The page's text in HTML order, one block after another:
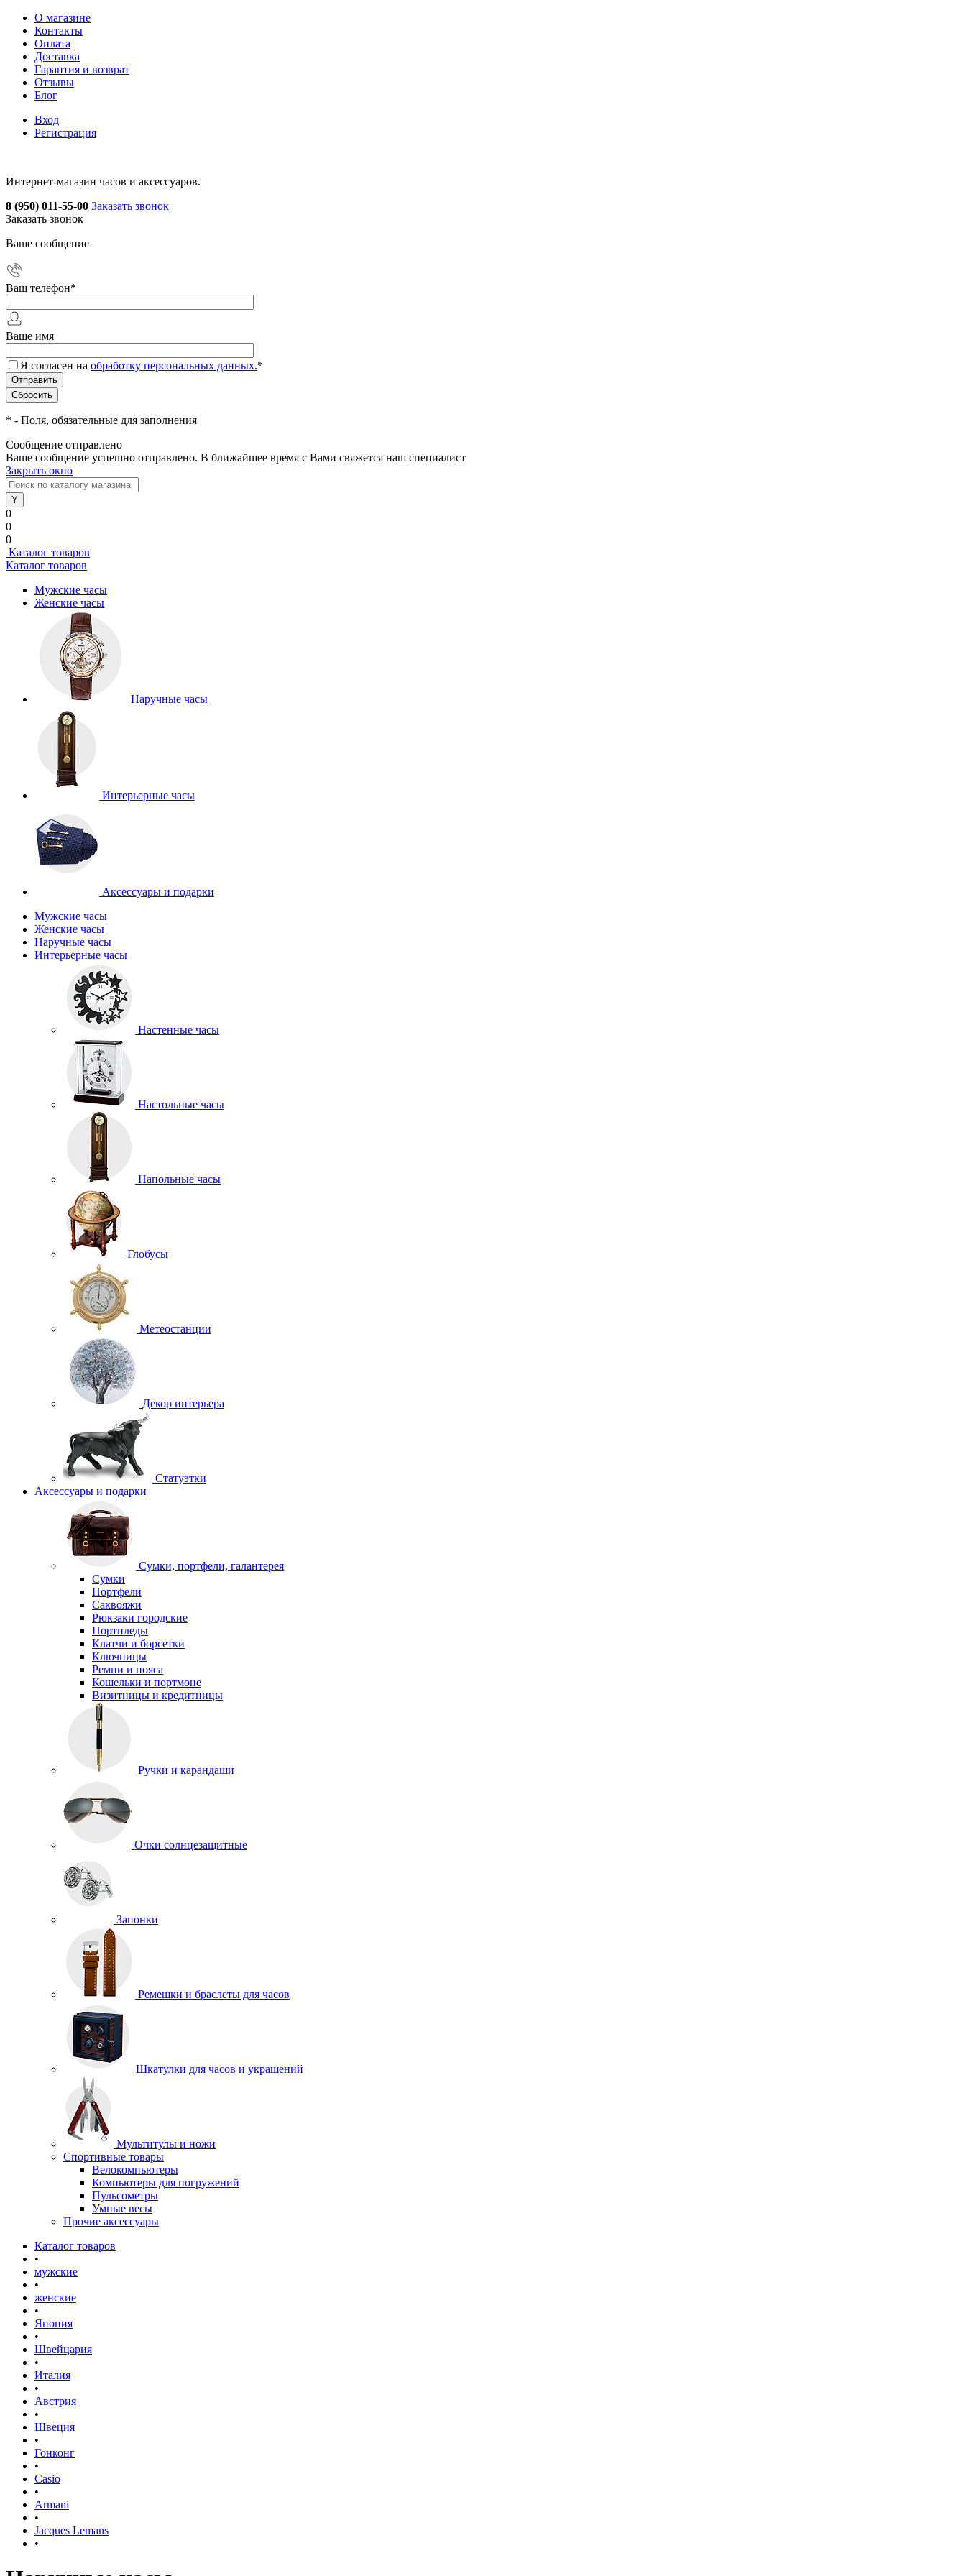
О магазине
Контакты
Оплата
Доставка
Гарантия и возврат
Отзывы
Блог
Вход
Регистрация
Интернет-магазин часов и аксессуаров.
8 (950) 011-55-00 Заказать звонок
Заказать звонок
Ваше сообщение
Ваш телефон*
Ваше имя
Я согласен на обработку персональных данных.*
* - Поля, обязательные для заполнения
Сообщение отправлено
Ваше сообщение успешно отправлено. В ближайшее время с Вами свяжется наш специалист
Закрыть окно
0
0
0
Каталог товаров
Каталог товаров
Мужские часы
Женские часы
Наручные часы
Интерьерные часы
Аксессуары и подарки
Мужские часы
Женские часы
Наручные часы
Интерьерные часы
Настенные часы
Настольные часы
Напольные часы
Глобусы
Метеостанции
Декор интерьера
Статуэтки
Аксессуары и подарки
Сумки, портфели, галантерея
Сумки
Портфели
Саквояжи
Рюкзаки городские
Портпледы
Клатчи и борсетки
Ключницы
Ремни и пояса
Кошельки и портмоне
Визитницы и кредитницы
Ручки и карандаши
Очки солнцезащитные
Запонки
Ремешки и браслеты для часов
Шкатулки для часов и украшений
Мультитулы и ножи
Спортивные товары
Велокомпьютеры
Компьютеры для погружений
Пульсометры
Умные весы
Прочие аксессуары
Каталог товаров
•
мужские
•
женские
•
Япония
•
Швейцария
•
Италия
•
Австрия
•
Швеция
•
Гонконг
•
Casio
•
Armani
•
Jacques Lemans
•